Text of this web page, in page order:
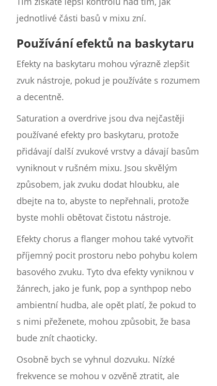
jednotlivé části basů v mixu zní.
Používání efektů na baskytaru
Efekty na baskytaru mohou výrazně zlepšit
zvuk nástroje, pokud je používáte s rozumem
a decentně.
Saturation a overdrive jsou dva nejčastěji
používané efekty pro baskytaru, protože
přidávají další zvukové vrstvy a dávají basům
vyniknout v rušném mixu. Jsou skvělým
způsobem, jak zvuku dodat hloubku, ale
dbejte na to, abyste to nepřehnali, protože
byste mohli obětovat čistotu nástroje.
Efekty chorus a flanger mohou také vytvořit
příjemný pocit prostoru nebo pohybu kolem
basového zvuku. Tyto dva efekty vyniknou v
žánrech, jako je funk, pop a synthpop nebo
ambientní hudba, ale opět platí, že pokud to
s nimi přeženete, mohou způsobit, že basa
bude znít chaoticky.
Osobně bych se vyhnul dozvuku. Nízké
frekvence se mohou v ozvěně ztratit, ale